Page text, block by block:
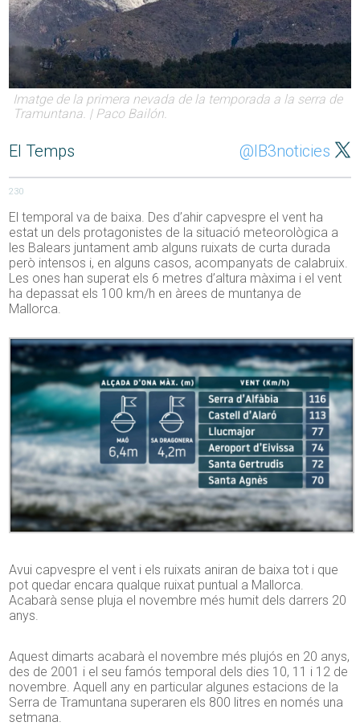
Imatge de la primera nevada de la temporada a la serra de
Tramuntana. | Paco Bailón.
El Temps @IB3noticies
230
El temporal va de baixa. Des d’ahir capvespre el vent ha
estat un dels protagonistes de la situació meteorològica a
les Balears juntament amb alguns ruixats de curta durada
però intensos i, en alguns casos, acompanyats de calabruix.
Les ones han superat els 6 metres d’altura màxima i el vent
ha depassat els 100 km/h en àrees de muntanya de
Mallorca.
Avui capvespre el vent i els ruixats aniran de baixa tot i que
pot quedar encara qualque ruixat puntual a Mallorca.
Acabarà sense pluja el novembre més humit dels darrers 20
anys.
Aquest dimarts acabarà el novembre més plujós en 20 anys,
des de 2001 i el seu famós temporal dels dies 10, 11 i 12 de
novembre. Aquell any en particular algunes estacions de la
Serra de Tramuntana superaren els 800 litres en només una
setmana.